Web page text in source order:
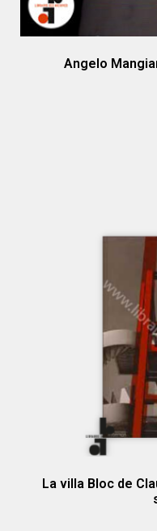
Angelo
La villa Bloc de